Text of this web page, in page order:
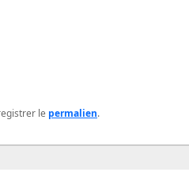
le permalien.